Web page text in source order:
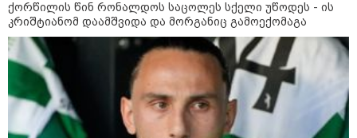
ქორწილის წინ რონალდოს საცოლეს სქელი უწოდეს - ის
კრიშტიანომ დაამშვიდა და მორგანიც გამოექომაგა